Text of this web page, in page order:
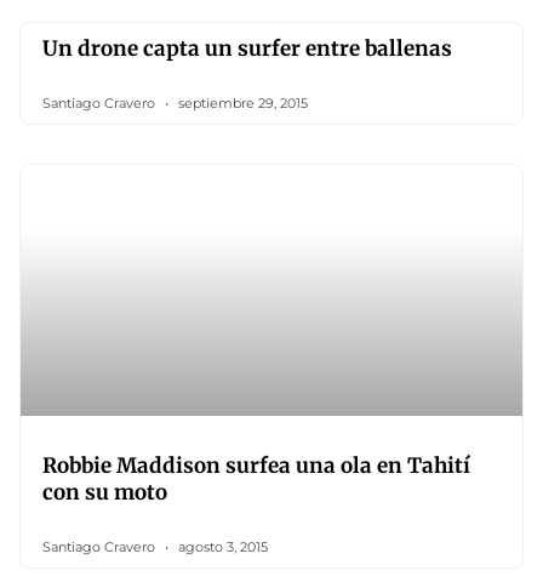
Un drone capta un surfer entre ballenas
Santiago Cravero septiembre 29, 2015
Robbie Maddison surfea una ola en Tahití
con su moto
Santiago Cravero agosto 3, 2015